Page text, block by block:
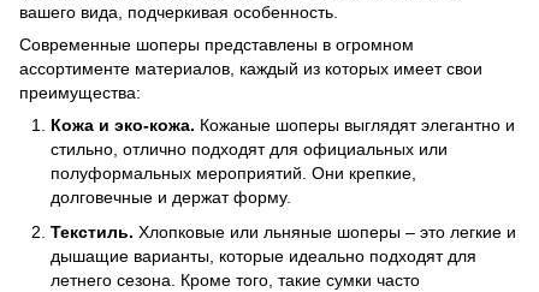
вашего вида, подчеркивая особенность.
Современные шоперы представлены в огромном
ассортименте материалов, каждый из которых имеет свои
преимущества:
Кожа и эко-кожа. Кожаные шоперы выглядят элегантно и
стильно, отлично подходят для официальных или
полуформальных мероприятий. Они крепкие,
долговечные и держат форму.
Текстиль. Хлопковые или льняные шоперы – это легкие и
дышащие варианты, которые идеально подходят для
летнего сезона. Кроме того, такие сумки часто